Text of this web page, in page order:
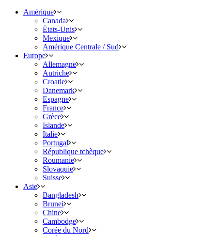
Amérique
Canada
États-Unis
Mexique
Amérique Centrale / Sud
Europe
Allemagne
Autriche
Croatie
Danemark
Espagne
France
Grèce
Islande
Italie
Portugal
République tchèque
Roumanie
Slovaquie
Suisse
Asie
Bangladesh
Brunei
Chine
Cambodge
Corée du Nord